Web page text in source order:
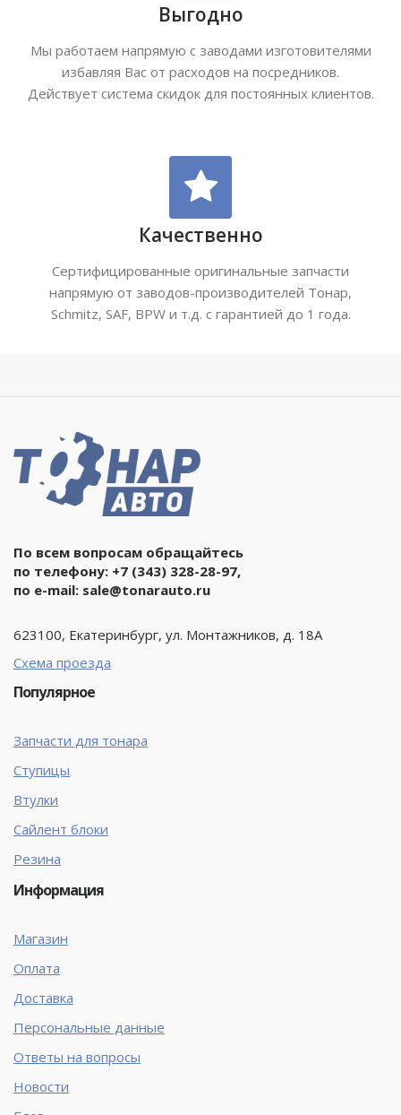
Выгодно
Мы работаем напрямую с заводами изготовителями
избавляя Вас от расходов на посредников.
Действует система скидок для постоянных клиентов.
Качественно
Сертифицированные оригинальные запчасти
напрямую от заводов-производителей Тонар,
Schmitz, SAF, BPW и т.д. с гарантией до 1 года.
По всем вопросам обращайтесь
по телефону: +7 (343) 328-28-97,
по e-mail: sale@tonarauto.ru
623100, Екатеринбург, ул. Монтажников, д. 18А
Схема проезда
Популярное
Запчасти для тонара
Ступицы
Втулки
Сайлент блоки
Резина
Информация
Магазин
Оплата
Доставка
Персональные данные
Ответы на вопросы
Новости